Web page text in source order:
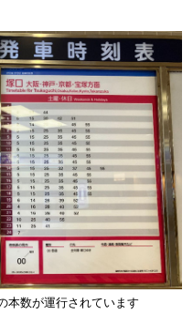
本数が運行されています